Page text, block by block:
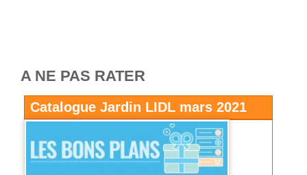
A NE PAS RATER
Catalogue Jardin LIDL mars 2021